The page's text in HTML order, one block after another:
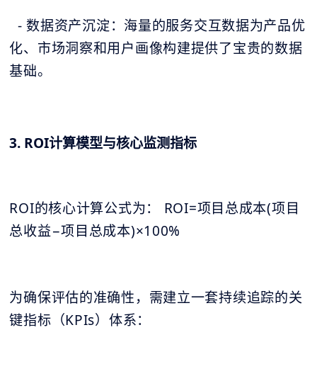
- 数据资产沉淀：海量的服务交互数据为产品优
化、市场洞察和用户画像构建提供了宝贵的数据
基础。
3. ROI计算模型与核心监测指标
ROI的核心计算公式为： ROI=项目总成本(项目
总收益−项目总成本)×100%
为确保评估的准确性，需建立一套持续追踪的关
键指标（KPIs）体系：